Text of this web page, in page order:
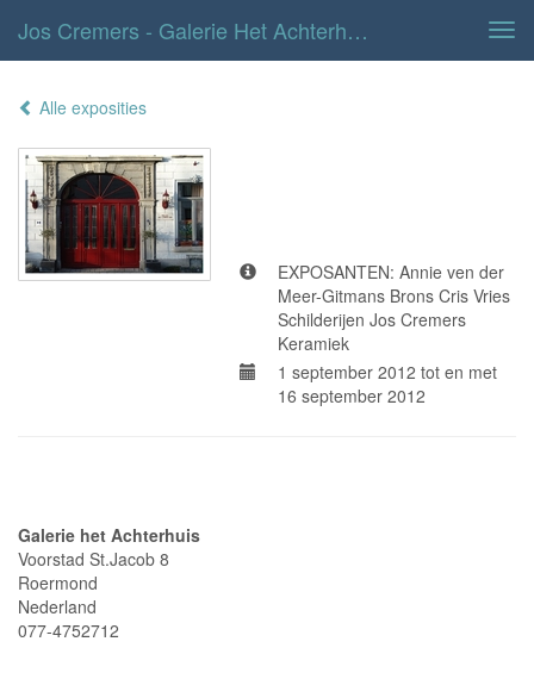
Jos Cremers - Galerie Het Achterhuis
Alle exposities
EXPOSANTEN: Annie ven der
Meer-Gitmans Brons Cris Vries
Schilderijen Jos Cremers
Keramiek
1 september 2012 tot en met
16 september 2012
Galerie het Achterhuis
Voorstad St.Jacob 8
Roermond
Nederland
077-4752712